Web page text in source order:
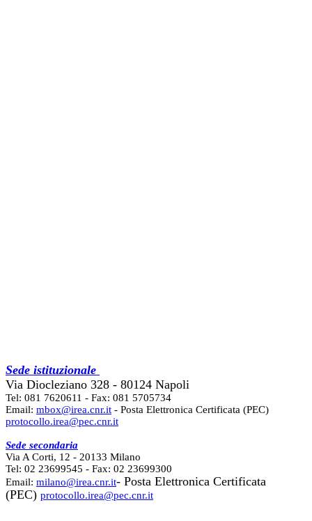
Sede istituzionale
Via Diocleziano 328 - 80124 Napoli
Tel: 081 7620611 - Fax: 081 5705734
Email: mbox@irea.cnr.it - Posta Elettronica Certificata (PEC)
protocollo.irea@pec.cnr.it
Sede secondaria
Via A Corti, 12 - 20133 Milano
Tel: 02 23699545 - Fax: 02 23699300
Email: milano@irea.cnr.it- Posta Elettronica Certificata
(PEC) protocollo.irea@pec.cnr.it